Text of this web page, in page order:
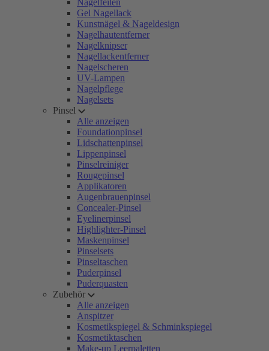
Nagelfeilen
Gel Nagellack
Kunstnägel & Nageldesign
Nagelhautentferner
Nagelknipser
Nagellackentferner
Nagelscheren
UV-Lampen
Nagelpflege
Nagelsets
Pinsel
Alle anzeigen
Foundationpinsel
Lidschattenpinsel
Lippenpinsel
Pinselreiniger
Rougepinsel
Applikatoren
Augenbrauenpinsel
Concealer-Pinsel
Eyelinerpinsel
Highlighter-Pinsel
Maskenpinsel
Pinselsets
Pinseltaschen
Puderpinsel
Puderquasten
Zubehör
Alle anzeigen
Anspitzer
Kosmetikspiegel & Schminkspiegel
Kosmetiktaschen
Make-up Leerpaletten